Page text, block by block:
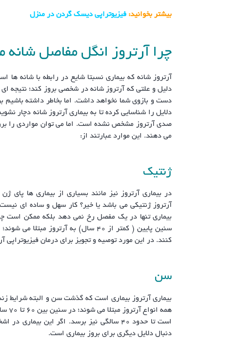
بیشتر بخوانید: فیزیوتراپی دیسک گردن در منزل
چرا آرتروز انگل مفاصل
آرتروز شانه که بیماری نسبتا شایع در رابطه با شانه
دلیل و علتی که آرتروز شانه در شخصی بروز کند؛ نتیجه
دست و بازوی شما نخواهد داشت. اما بخاطر داشته باشیم
دلایل را شناسایی کرده تا به بیماری آرتروز شانه دچار
صدی آرتروز مشخص نشده است. اما می توان مواردی را
می دهند. این موارد عبارتند از:
ژنتیک
در بیماری آرتروز نیز مانند بسیاری از بیماری ها
آرتروز ژنتیکی می باشد یا خیر؟ کار سهل و ساده ای
بیماری تنها در یک مفصل رخ نمی دهد بلکه ممکن است
سنین پایین ( کمتر از ۴۰ سال) به
کنند. در این مورد توصیه و تجویز برای درمان فیزیوتراپی
سن
بیماری آرتروز بیماری است که گذشت سن و البته شرایط
همه
دنبال دلایل دیگری برای بروز بیماری است.